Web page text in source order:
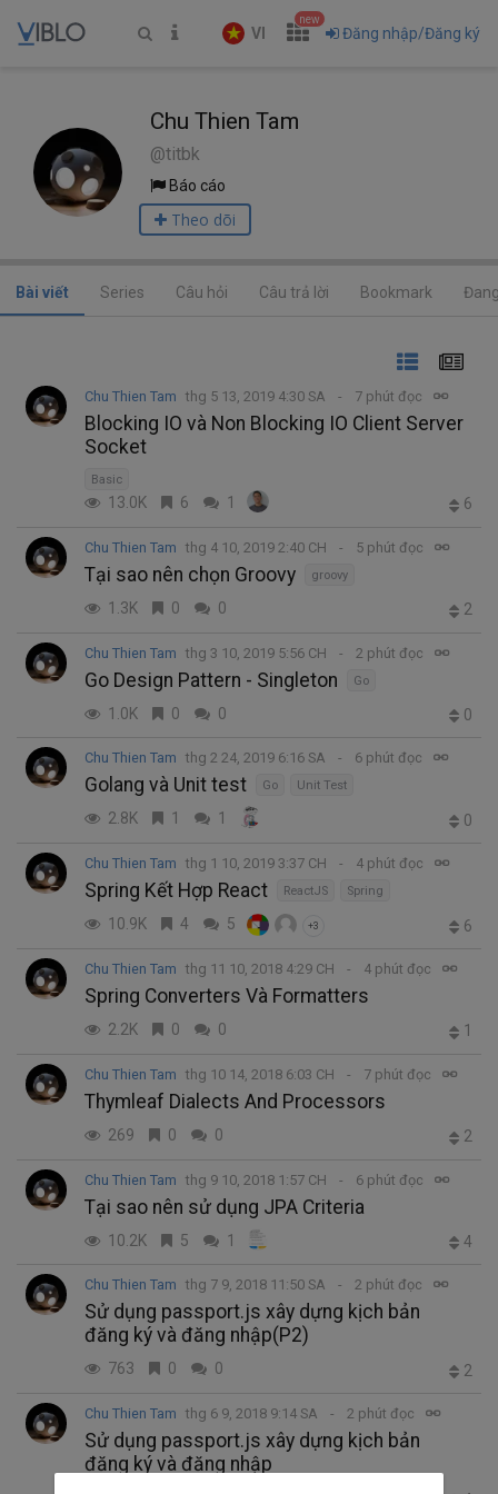
VI
new
Đăng nhập/Đăng ký
Chu Thien Tam
@titbk
Báo cáo
Theo dõi
Bài viết Series Câu hỏi Câu trả lời Bookmark
Chu Thien Tam thg 5 13, 2019 4:30 SA 7 phút đọc
Blocking IO và Non Blocking IO Client Server
Socket
Basic
13.0K 6 1 6
Chu Thien Tam thg 4 10, 2019 2:40 CH 5 phút đọc
Tại sao nên chọn Groovy groovy
1.3K 0 0 2
Chu Thien Tam thg 3 10, 2019 5:56 CH 2 phút đọc
Go Design Pattern - Singleton Go
1.0K 0 0 0
Chu Thien Tam thg 2 24, 2019 6:16 SA 6 phút đọc
Golang và Unit test Go Unit Test
2.8K 1 1 0
Chu Thien Tam thg 1 10, 2019 3:37 CH 4 phút đọc
Spring Kết Hợp React ReactJS Spring
10.9K 4 5 +3 6
Chu Thien Tam thg 11 10, 2018 4:29 CH 4 phút đọc
Spring Converters Và Formatters
2.2K 0 0 1
Chu Thien Tam thg 10 14, 2018 6:03 CH 7 phút đọc
Thymleaf Dialects And Processors
269 0 0 2
Chu Thien Tam thg 9 10, 2018 1:57 CH 6 phút đọc
Tại sao nên sử dụng JPA Criteria
10.2K 5 1 4
Chu Thien Tam thg 7 9, 2018 11:50 SA 2 phút đọc
Sử dụng passport.js xây dựng kịch bản
đăng ký và đăng nhập(P2)
763 0 0 2
Chu Thien Tam thg 6 9, 2018 9:14 SA 2 phút đọc
Sử dụng passport.js xây dựng kịch bản
đăng ký và đăng nhập